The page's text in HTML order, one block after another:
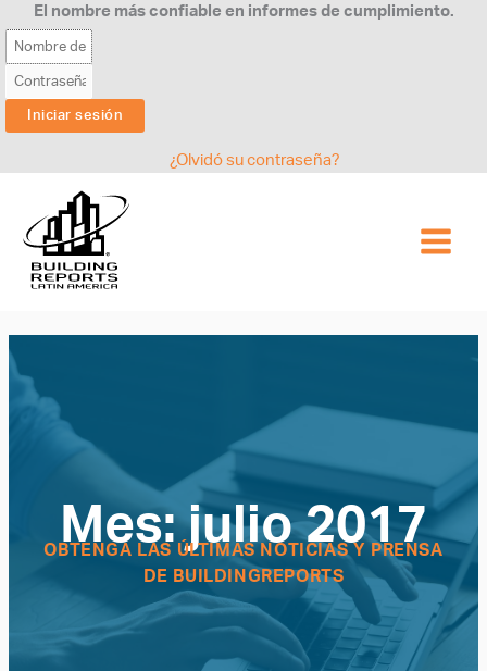
al
contenido
El nombre más confiable en informes de cumplimiento.
¿Olvidó su contraseña?
Mes:julio 2017
OBTENGA LAS ÚLTIMAS NOTICIAS Y PRENSA
DE BUILDINGREPORTS